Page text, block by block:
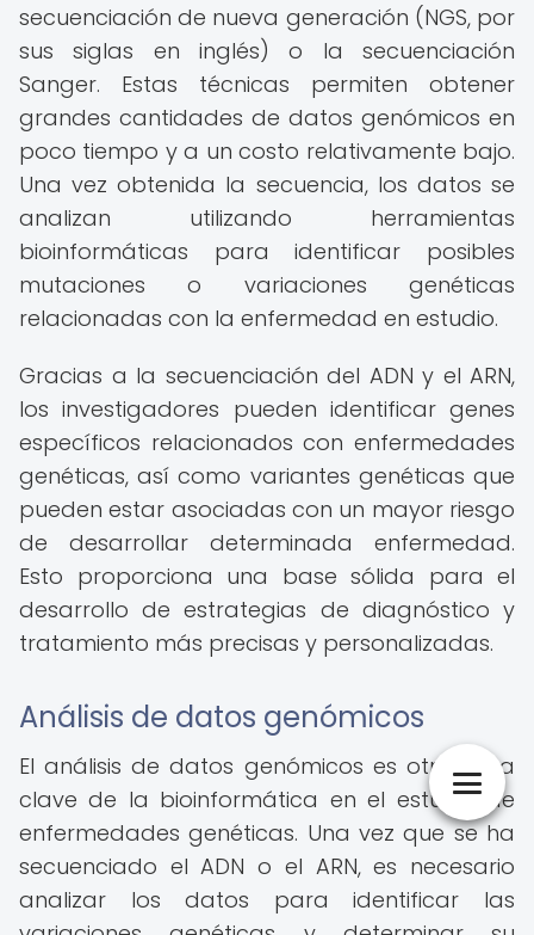
secuenciación de nueva generación (NGS, por
sus siglas en inglés) o la secuenciación
Sanger. Estas técnicas permiten obtener
grandes cantidades de datos genómicos en
poco tiempo y a un costo relativamente bajo.
Una vez obtenida la secuencia, los datos se
analizan utilizando herramientas
bioinformáticas para identificar posibles
mutaciones o variaciones genéticas
relacionadas con la enfermedad en estudio.
Gracias a la secuenciación del ADN y el ARN,
los investigadores pueden identificar genes
específicos relacionados con enfermedades
genéticas, así como variantes genéticas que
pueden estar asociadas con un mayor riesgo
de desarrollar determinada enfermedad.
Esto proporciona una base sólida para el
desarrollo de estrategias de diagnóstico y
tratamiento más precisas y personalizadas.
Análisis de datos genómicos
El análisis de datos genómicos es otra área
clave de la bioinformática en el estudio de
enfermedades genéticas. Una vez que se ha
secuenciado el ADN o el ARN, es necesario
analizar los datos para identificar las